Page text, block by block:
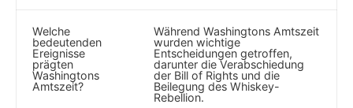
Welche
bedeutenden
Ereignisse
prägten
Washingtons⁤
Amtszeit?
Während ‌Washingtons⁤ Amtszeit
wurden wichtige​
Entscheidungen getroffen,‌
darunter die Verabschiedung
der Bill of ⁤Rights und die‍
Beilegung des Whiskey-
Rebellion.